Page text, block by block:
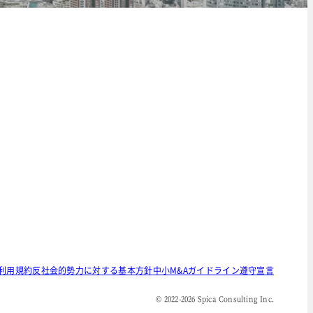
用規約反社会的勢力に対する基本方針中小M&Aガイドライン遵守宣言
© 2022-2026 Spica Consulting Inc.